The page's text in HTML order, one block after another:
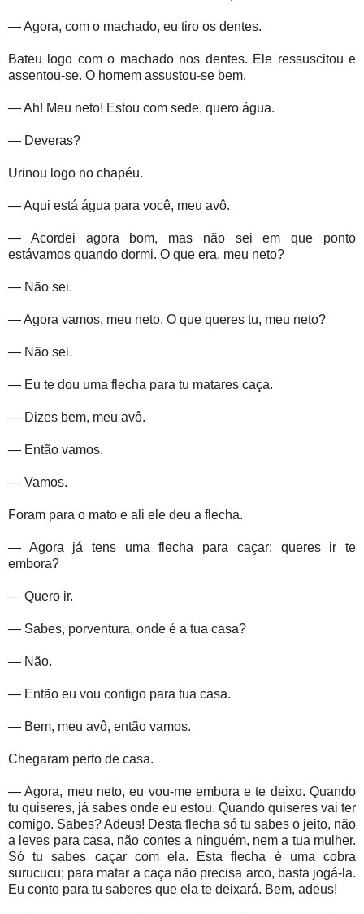
— Agora, com o machado, eu tiro os dentes.
Bateu logo com o machado nos dentes. Ele ressuscitou e
assentou-se. O homem assustou-se bem.
— Ah! Meu neto! Estou com sede, quero água.
— Deveras?
Urinou logo no chapéu.
— Aqui está água para você, meu avô.
— Acordei agora bom, mas não sei em que ponto
estávamos quando dormi. O que era, meu neto?
— Não sei.
— Agora vamos, meu neto. O que queres tu, meu neto?
— Não sei.
— Eu te dou uma flecha para tu matares caça.
— Dizes bem, meu avô.
— Então vamos.
— Vamos.
Foram para o mato e ali ele deu a flecha.
— Agora já tens uma flecha para caçar; queres ir te
embora?
— Quero ir.
— Sabes, porventura, onde é a tua casa?
— Não.
— Então eu vou contigo para tua casa.
— Bem, meu avô, então vamos.
Chegaram perto de casa.
— Agora, meu neto, eu vou-me embora e te deixo. Quando
tu quiseres, já sabes onde eu estou. Quando quiseres vai ter
comigo. Sabes? Adeus! Desta flecha só tu sabes o jeito, não
a leves para casa, não contes a ninguém, nem a tua mulher.
Só tu sabes caçar com ela. Esta flecha é uma cobra
surucucu; para matar a caça não precisa arco, basta jogá-la.
Eu conto para tu saberes que ela te deixará. Bem, adeus!